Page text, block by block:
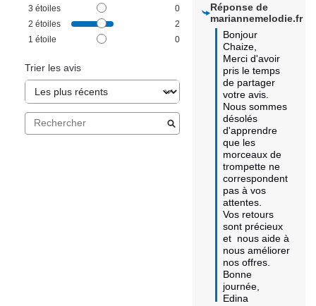
3 étoiles
0
2 étoiles
2
1 étoile 0
Trier les avis
Réponse de
mariannemelodie.fr
Bonjour
Chaize,
Merci d'avoir
pris le temps
de partager
votre avis.
Nous sommes
désolés
d'apprendre
que les
morceaux de
trompette ne
correspondent
pas à vos
attentes.
Vos retours
sont précieux
et  nous aide à
nous améliorer
nos offres.
Bonne
journée,
Edina